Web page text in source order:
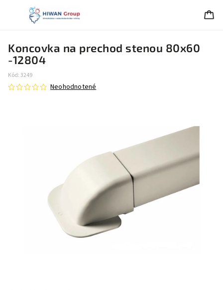
Koncovka na prechod stenou 80x60
-12804
Kód:3249
Neohodnotené